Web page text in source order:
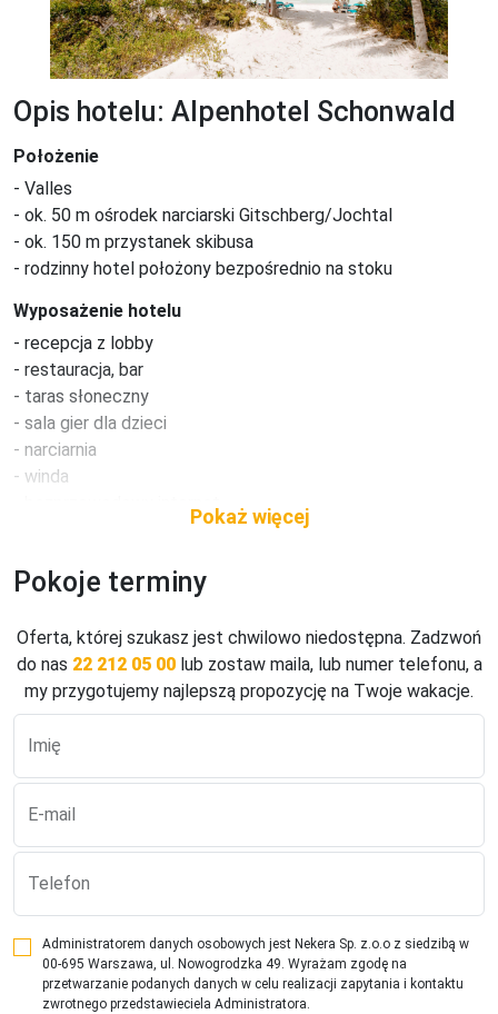
Opis hotelu: Alpenhotel Schonwald
Położenie
- Valles
- ok. 50 m ośrodek narciarski Gitschberg/Jochtal
- ok. 150 m przystanek skibusa
- rodzinny hotel położony bezpośrednio na stoku
Wyposażenie hotelu
- recepcja z lobby
- restauracja, bar
- taras słoneczny
- sala gier dla dzieci
- narciarnia
- winda
- bezprzewodowy internet
- sauna dla dzieci, biosauna
- prysznic wielofunkcyjny
- tenis stołowy
Dodatkowo płatne:
- piłkarzyki
Pokoje
Suite 2/3/4 - 30 do 36 m - pokój z łóżkiem małżeńskim i
ewentualnie rozkładaną kanapą dla 1-2 osób, łazienka,
balkon
Family Jochtal 3/4/5 - 35 do 40 m - pokój z łóżkiem
balkon
Family Fane 3/4/5 - 40 do 45 m - pokój z łóżkiem
małżeńskim i rozkładaną kanapą dla 1 osoby, pokój z 2
Pokoje terminy
Oferta, której szukasz jest chwilowo niedostępna. Zadzwoń
do nas 22 212 05 00lub zostaw maila, lub numer telefonu, a
my przygotujemy najlepszą propozycję na Twoje wakacje.
Imię
E-mail
Telefon
Administratorem danych osobowych jest Nekera Sp. z.o.o z siedzibą w
00-695 Warszawa, ul. Nowogrodzka 49. Wyrażam zgodę na
przetwarzanie podanych danych w celu realizacji zapytania i kontaktu
zwrotnego przedstawieciela Administratora.